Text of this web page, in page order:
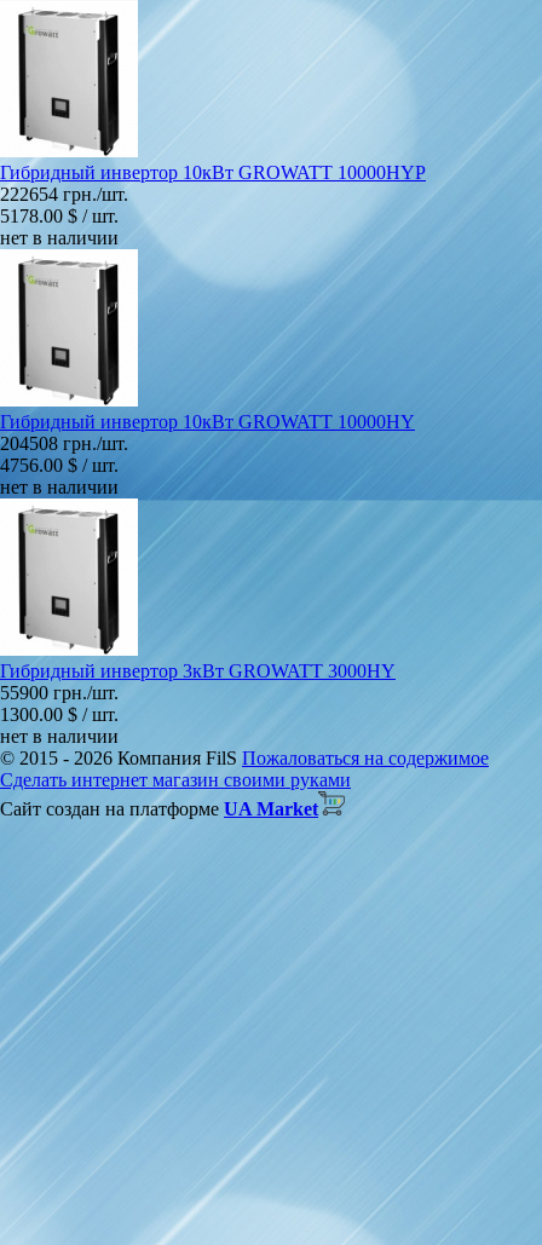
Гибридный инвертор 10кВт GROWATT 10000HYP
222654 грн./шт.
5178.00 $ / шт.
нет в наличии
Гибридный инвертор 10кВт GROWATT 10000HY
204508 грн./шт.
4756.00 $ / шт.
нет в наличии
Гибридный инвертор 3кВт GROWATT 3000HY
55900 грн./шт.
1300.00 $ / шт.
нет в наличии
© 2015 - 2026 Компания FilS Пожаловаться на содержимое
Сделать интернет магазин своими руками
Сайт создан на платформе UA Market